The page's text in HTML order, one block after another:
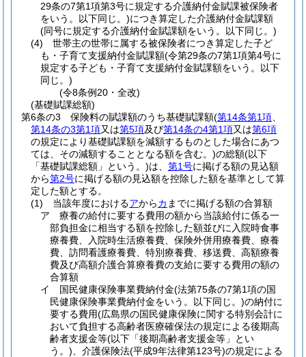
29条の7第1項第3号に規定する介護納付金賦課被保険者
をいう。以下同じ。)につき算定した介護納付金賦課額
(同号に規定する介護納付金賦課額をいう。以下同じ。)
(4)
世帯主の世帯に属する被保険者につき算定した子ど
も・子育て支援納付金賦課額(令第29条の7第1項第4号に
規定する子ども・子育て支援納付金賦課額をいう。以下
同じ。)
(令8条例20・全改)
(基礎賦課総額)
第6条の3
保険料の賦課額のうち基礎賦課額(第14条第1項
第14条の3第1項又は第5項及び第14条の4第1項又は第6項
の規定により基礎賦課額を減額するものとした場合にあつ
ては、その減額することとなる額を含む。)の総額(以下
「基礎賦課総額」という。)は、 第1号に掲げる額の見込額
から第2号に掲げる額の見込額を控除した額を基準として算
定した額とする。
(1)
当該年度におけるアからカ までに掲げる額の合算額
ア
療養の給付に要する費用の額から当該給付に係る一
部負担金に相当する額を控除した額並びに入院時食事
療養費、入院時生活療養費、保険外併用療養費、療養
費、訪問看護療養費、特別療養費、移送費、高額療養
費及び高額介護合算療養費の支給に要する費用の額の
合算額
イ
国民健康保険事業費納付金(法第75条の7第1項の国
民健康保険事業費納付金をいう。以下同じ。)の納付に
要する費用(広島県の国民健康保険に関する特別会計に
おいて負担する高齢者医療確保法の規定による後期高
齢者支援金等(以下「後期高齢者支援金等」とい
う。) 、介護保険法(平成9年法律第123号)の規定による